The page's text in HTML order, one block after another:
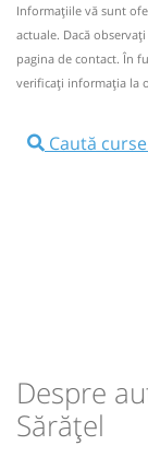
Info: +4-
Nu a
NOU!
18:20
-
Informaţiile vă sunt
actuale. Dacă
pagina de contact. În
verificaţi informaţia la
Caută
Despre
Sărățel